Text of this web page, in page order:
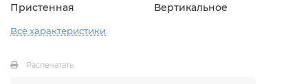
Пристенная Вертикальное
Все характеристики
Распечатать